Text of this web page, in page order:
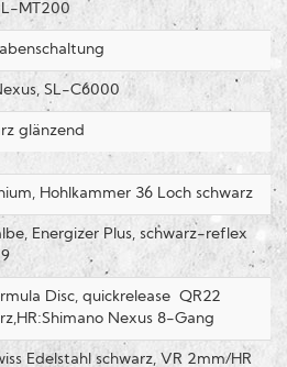
MT200
SL-C6000
glänzend
Hohlkammer 36 Loch schwarz
Energizer Plus, schwarz-reflex
Disc, quickrelease QR22
Nexus 8-Gang
Edelstahl schwarz, VR 2mm/HR